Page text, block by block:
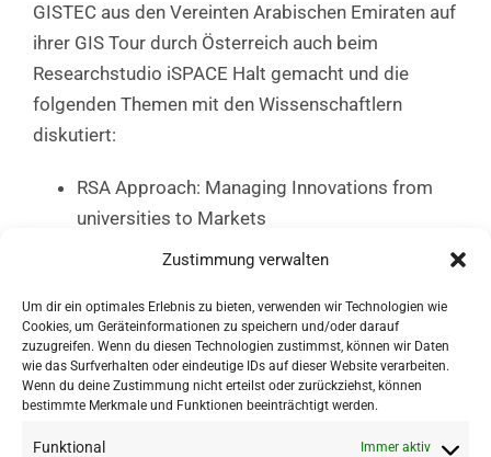
Zustimmung verwalten
Um dir ein optimales Erlebnis zu bieten, verwenden wir Technologien wie
Cookies, um Geräteinformationen zu speichern und/oder darauf
zuzugreifen. Wenn du diesen Technologien zustimmst, können wir Daten
wie das Surfverhalten oder eindeutige IDs auf dieser Website verarbeiten.
Wenn du deine Zustimmung nicht erteilst oder zurückziehst, können
bestimmte Merkmale und Funktionen beeinträchtigt werden.
Funktional Immer aktiv
GISTEC aus den Vereinten Arabischen Emiraten auf
ihrer GIS Tour durch Österreich auch beim
Researchstudio iSPACE Halt gemacht und die
folgenden Themen mit den Wissenschaftlern
diskutiert:
RSA Approach: Managing Innovations from
universities to Markets
Integrating Spatial Information
Industry 4.0 and geospatial technologies
Optimization approaches in the spatial
context: Case studies form the energy domain